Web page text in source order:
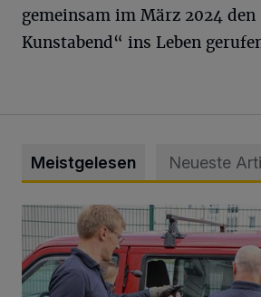
gemeinsam im März 2024 den
Kunstabend“ ins Leben
Meistgelesen Neueste
Feuerwehr befreit Kind aus